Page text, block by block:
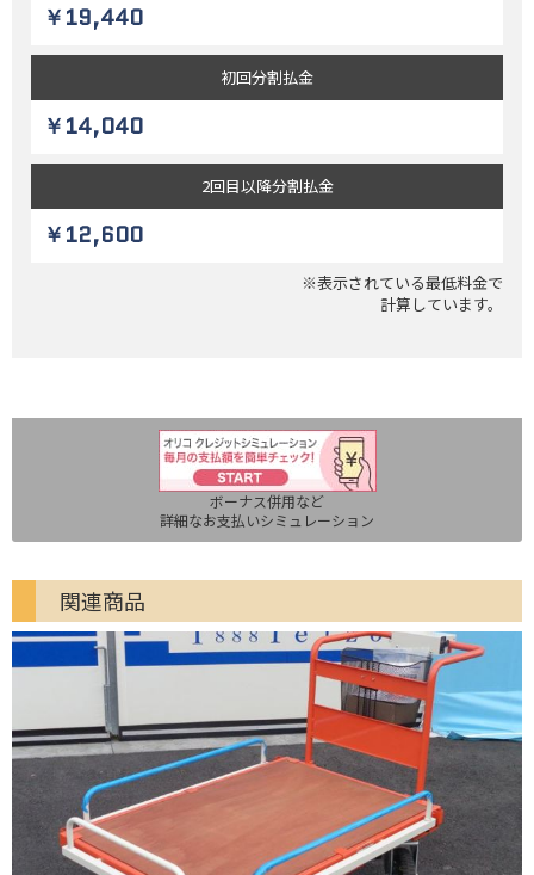
￥19,440
初回分割払金
￥14,040
2回目以降分割払金
￥12,600
※表示されている最低料金で
計算しています。
ボーナス併用など
詳細なお支払いシミュレーション
関連商品